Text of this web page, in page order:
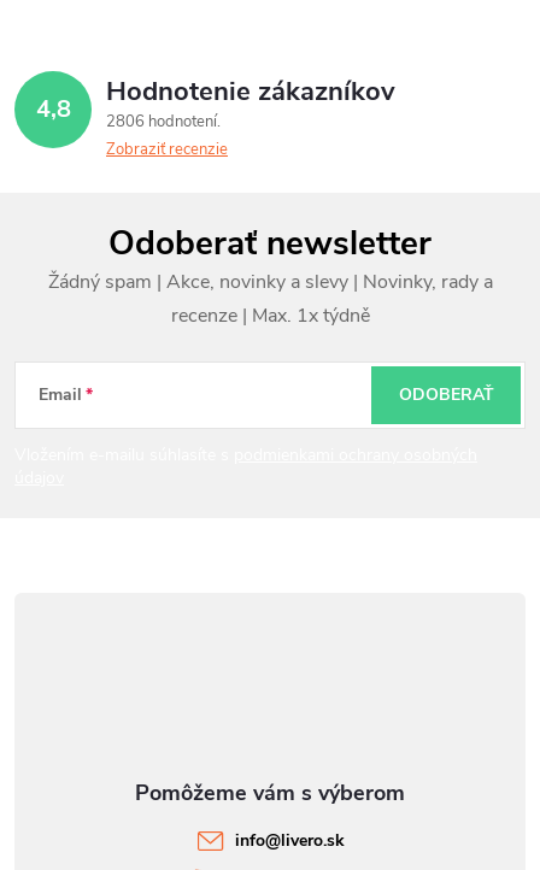
4,8 Hodnotenie zákazníkov
2806 hodnotení
Zobraziť recenzie
ä
Odoberať newsletter
Email ODOBERAŤ
info@livero.sk